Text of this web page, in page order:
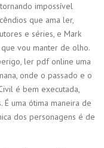
impossível
que ama ler,
e séries, e Mark
vou manter de olho.
ler pdf online uma
onde o passado e o
é bem executada,
É uma ótima maneira de
dos personagens é de